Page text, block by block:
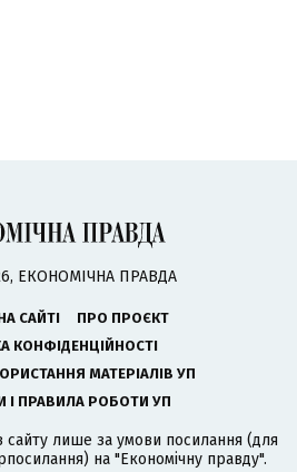
ЕКОНОМІЧНА ПРАВДА
САЙТІ
ПРО ПРОЄКТ
КОНФІДЕНЦІЙНОСТІ
МАТЕРІАЛІВ УП
І ПРАВИЛА РОБОТИ УП
сайту лише за умови посилання (для
на "Економічну правду".